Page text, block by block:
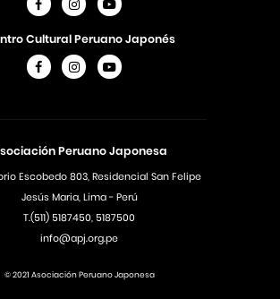
Peruano Japonesa
Escobedo 803, Residencial San Felipe
Jesús Maria, Lima - Perú
T.(511) 5187450, 5187500
info@apj.org.pe
Cultural Peruano Japonés
© 2021 Asociación Peruano Japonesa